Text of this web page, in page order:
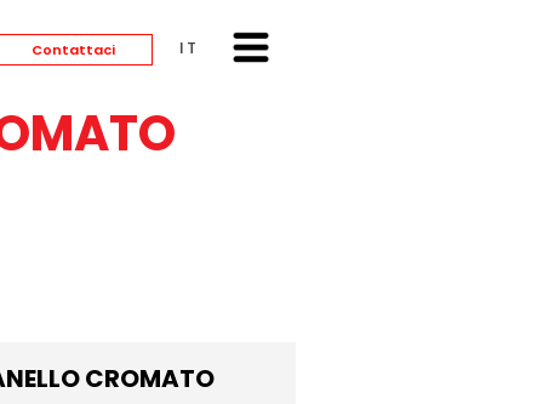
Contattaci ITALIANO
CROMATO